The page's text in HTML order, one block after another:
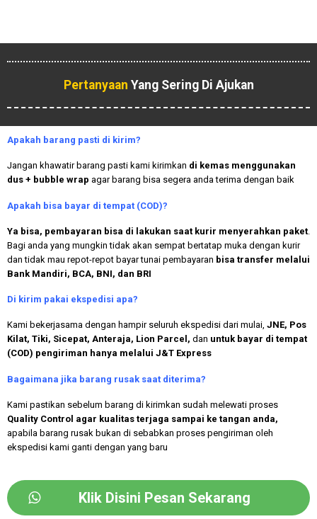
Pertanyaan Yang Sering Di Ajukan
Apakah barang pasti di kirim?
Jangan khawatir barang pasti kami kirimkan di kemas menggunakan
dus + bubble wrap agar barang bisa segera anda terima dengan baik
Apakah bisa bayar di tempat (COD)?
Ya bisa, pembayaran bisa di lakukan saat kurir menyerahkan paket
Bagi anda yang mungkin tidak akan sempat bertatap muka dengan kurir
dan tidak mau repot-repot bayar tunai pembayaran bisa transfer melalui
Bank Mandiri, BCA, BNI, dan BRI
Di kirim pakai ekspedisi apa?
Kami bekerjasama dengan hampir seluruh ekspedisi dari mulai, JNE, Pos
Kilat, Tiki, Sicepat, Anteraja, Lion Parcel, dan untuk bayar di tempat
(COD) pengiriman hanya melalui J&T Express
Bagaimana jika barang rusak saat diterima?
Kami pastikan sebelum barang di kirimkan sudah melewati proses
Quality Control agar kualitas terjaga sampai ke tangan anda,
apabila barang rusak bukan di sebabkan proses pengiriman oleh
ekspedisi kami ganti dengan yang baru
Klik Disini Pesan Sekarang